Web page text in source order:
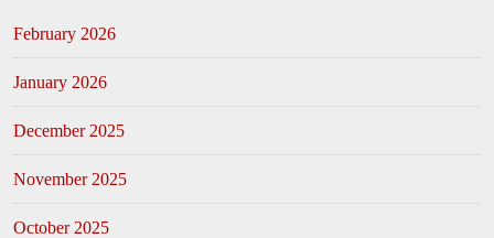
February 2026
January 2026
December 2025
November 2025
October 2025